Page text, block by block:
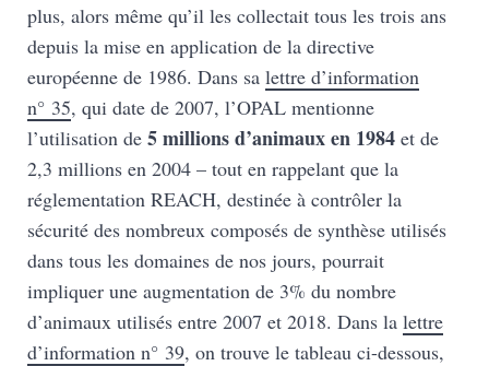
plus, alors même qu’il les collectait tous les trois ans
depuis la mise en application de la directive
européenne de 1986. Dans sa lettre d’information
n° 35, qui date de 2007, l’OPAL mentionne
l’utilisation de 5 millions d’animaux en 1984 et de
2,3 millions en 2004 – tout en rappelant que la
réglementation REACH, destinée à contrôler la
sécurité des nombreux composés de synthèse utilisés
dans tous les domaines de nos jours, pourrait
impliquer une augmentation de 3% du nombre
d’animaux utilisés entre 2007 et 2018. Dans la lettre
d’information n° 39, on trouve le tableau ci-dessous,